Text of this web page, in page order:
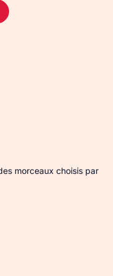
morceaux choisis par